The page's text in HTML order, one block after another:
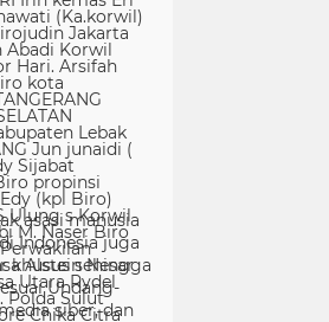
asasi manusia
Indonesia juga
khusus sehingga
Undang-
siber, dan